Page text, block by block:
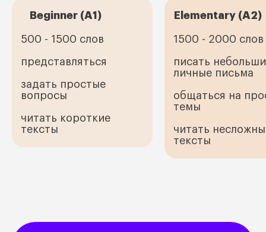
Beginner (A1)
500 - 1500 слов
представляться
задать простые
вопросы
читать короткие
тексты
Elementary (A2)
1500 - 2000 слов
писать
личные письма
общаться на
темы
читать
тексты